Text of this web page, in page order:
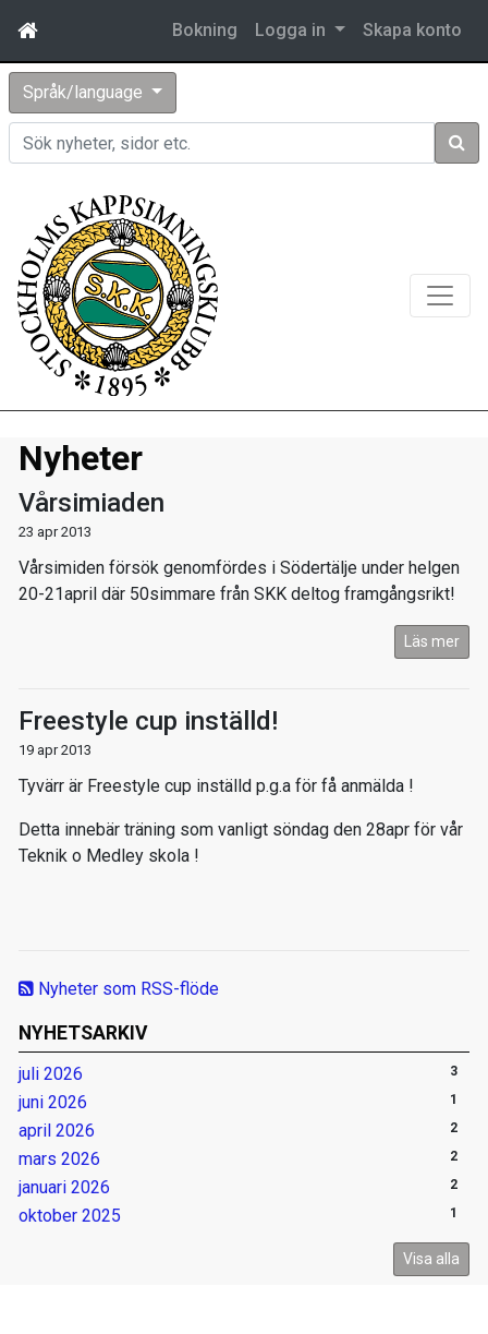
Bokning Logga in Skapa konto
Språk/language
Sök
Nyheter som RSS-flöde
NYHETSARKIV
juli 2026 3
juni 2026 1
april 2026 2
mars 2026 2
januari 2026 2
oktober 2025 1
Visa alla
Nyheter
Vårsimiaden
23 apr 2013
Vårsimiden försök genomfördes i Södertälje under helgen
20-21april där 50simmare från SKK deltog framgångsrikt!
Läs mer
Freestyle cup inställd!
19 apr 2013
Tyvärr är Freestyle cup inställd p.g.a för få anmälda !
Detta innebär träning som vanligt söndag den 28apr för vår
Teknik o Medley skola !